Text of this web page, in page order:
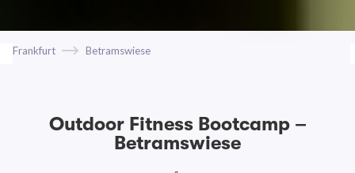
Frankfurt Betramswiese
Outdoor Fitness Bootcamp –
Betramswiese